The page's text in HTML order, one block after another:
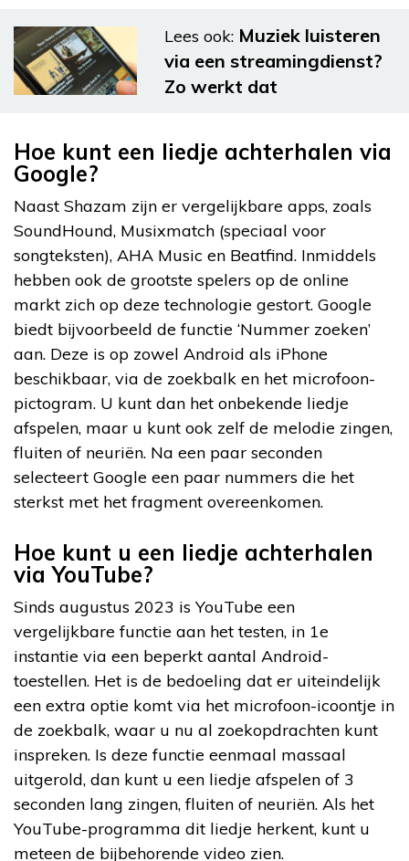
Lees ook: Muziek luisteren
via een streamingdienst?
Zo werkt dat
Hoe kunt een liedje achterhalen via
Google?
Naast Shazam zijn er vergelijkbare apps, zoals
SoundHound, Musixmatch (speciaal voor
songteksten), AHA Music en Beatfind. Inmiddels
hebben ook de grootste spelers op de online
markt zich op deze technologie gestort. Google
biedt bijvoorbeeld de functie ‘Nummer zoeken’
aan. Deze is op zowel Android als iPhone
beschikbaar, via de zoekbalk en het microfoon-
pictogram. U kunt dan het onbekende liedje
afspelen, maar u kunt ook zelf de melodie zingen,
fluiten of neuriën. Na een paar seconden
selecteert Google een paar nummers die het
sterkst met het fragment overeenkomen.
Hoe kunt u een liedje achterhalen
via YouTube?
Sinds augustus 2023 is YouTube een
vergelijkbare functie aan het testen, in 1e
instantie via een beperkt aantal Android-
toestellen. Het is de bedoeling dat er uiteindelijk
een extra optie komt via het microfoon-icoontje in
de zoekbalk, waar u nu al zoekopdrachten kunt
inspreken. Is deze functie eenmaal massaal
uitgerold, dan kunt u een liedje afspelen of 3
seconden lang zingen, fluiten of neuriën. Als het
YouTube-programma dit liedje herkent, kunt u
meteen de bijbehorende video zien.